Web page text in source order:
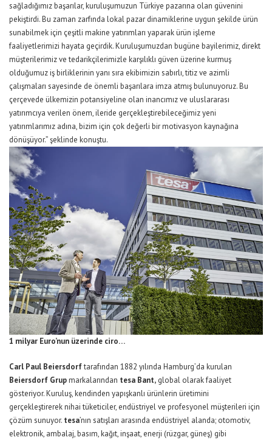
sağladığımız başarılar, kuruluşumuzun Türkiye pazarına olan güvenini
pekiştirdi. Bu zaman zarfında lokal pazar dinamiklerine uygun şekilde ürün
sunabilmek için çeşitli makine yatırımları yaparak ürün işleme
faaliyetlerimizi hayata geçirdik. Kuruluşumuzdan bugüne bayilerimiz, direkt
müşterilerimiz ve tedarikçilerimizle karşılıklı güven üzerine kurmuş
olduğumuz iş birliklerinin yanı sıra ekibimizin sabırlı, titiz ve azimli
çalışmaları sayesinde de önemli başarılara imza atmış bulunuyoruz. Bu
çerçevede ülkemizin potansiyeline olan inancımız ve uluslararası
yatırımcıya verilen önem, ileride gerçekleştirebileceğimiz yeni
yatırımlarımız adına, bizim için çok değerli bir motivasyon kaynağına
dönüşüyor.” şeklinde konuştu.
1 milyar Euro’nun üzerinde ciro…
Carl Paul Beiersdorftarafından 1882 yılında Hamburg’da kurulan
Beiersdorf Grupmarkalarından tesa Bant, global olarak faaliyet
gösteriyor. Kuruluş, kendinden yapışkanlı ürünlerin üretimini
gerçekleştirerek nihai tüketiciler, endüstriyel ve profesyonel müşterileri için
çözüm sunuyor. tesa’nın satışları arasında endüstriyel alanda; otomotiv,
elektronik, ambalaj, basım, kağıt, inşaat, enerji (rüzgar, güneş) gibi